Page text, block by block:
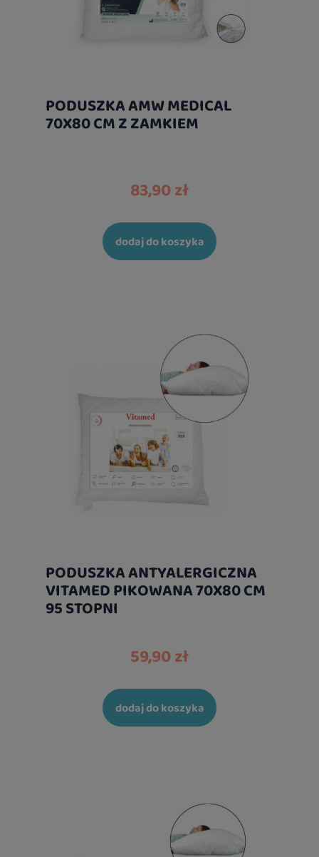
PODUSZKA AMW MEDICAL
70X80 CM Z ZAMKIEM
83,90 zł
dodaj do koszyka
PODUSZKA ANTYALERGICZNA
VITAMED PIKOWANA 70X80 CM
95 STOPNI
59,90 zł
dodaj do koszyka